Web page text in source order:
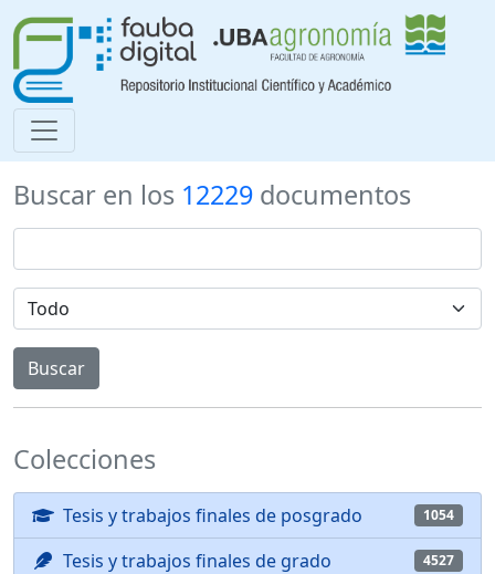
Buscar en los 12229 documentos
Colecciones
Tesis y trabajos finales de posgrado 1054
Tesis y trabajos finales de grado 4527